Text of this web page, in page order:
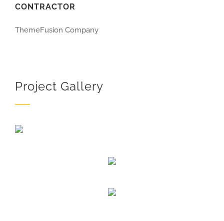
CONTRACTOR
ThemeFusion Company
Project Gallery